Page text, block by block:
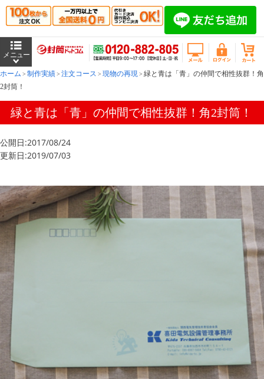
ホーム 制作実績 注文コース 現物の再現
緑と青は「青」の仲間で相性抜群！角
2封筒！
緑と青は「青」の仲間で相性抜群！角2封筒！
公開日:2017/08/24
更新日:2019/07/03